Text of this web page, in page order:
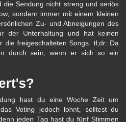
die Sendung nicht streng und seriös
sondern immer mit einem kleinen
Zu- und Abneigungen des
der Unterhaltung und hat keinen
die freigeschalteten Songs. tl;dr: Da
durch sein, wenn er sich so ein
hast du eine Woche Zeit um
Voting jedoch lohnt, solltest du
jeden Tag hast du fünf Stimmen